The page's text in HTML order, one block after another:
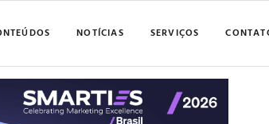
NOTÍCIAS SERVIÇOS